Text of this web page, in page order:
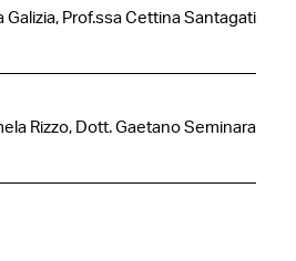
Galizia, Prof.ssa Cettina Santagati
Rizzo, Dott. Gaetano Seminara